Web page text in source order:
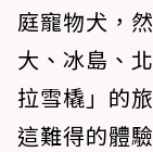
庭寵物犬，
大、冰島、
拉雪橇」的
這難得的體驗